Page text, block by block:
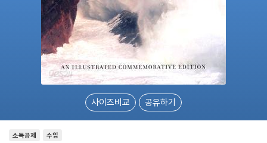
사이즈비교 공유하기
소득공제 수입